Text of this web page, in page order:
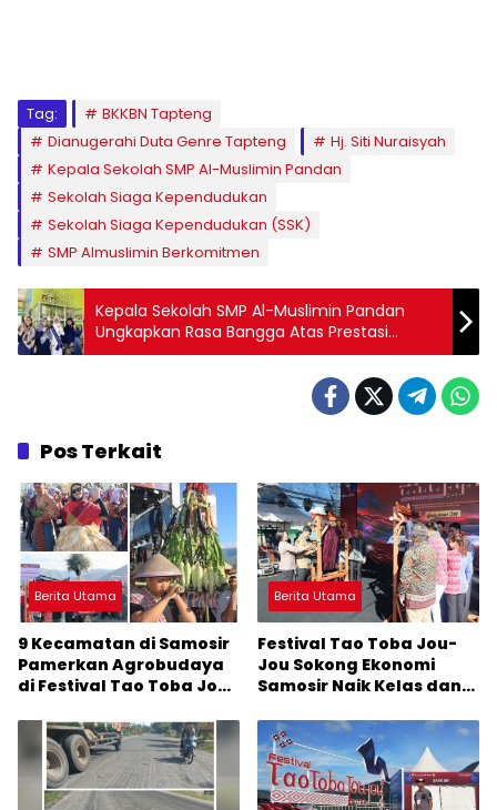
Tag:
BKKBN Tapteng
Dianugerahi Duta Genre Tapteng
Hj. Siti Nuraisyah
Kepala Sekolah SMP Al-Muslimin Pandan
Sekolah Siaga Kependudukan
Sekolah Siaga Kependudukan (SSK)
SMP Almuslimin Berkomitmen
Kepala Sekolah SMP Al-Muslimin Pandan
Ungkapkan Rasa Bangga Atas Prestasi
Annisa Bakhtiar Sibarani di Tingkat Nasional
Pos Terkait
Berita Utama
9 Kecamatan di Samosir
Pamerkan Agrobudaya
di Festival Tao Toba Jou-
Produk Lokal agar
Terkenal
Berita Utama
Festival Tao Toba Jou-
Jou Sokong Ekonomi
Samosir Naik Kelas dan
Sumber Pertumbuhan
Ekonomi Baru